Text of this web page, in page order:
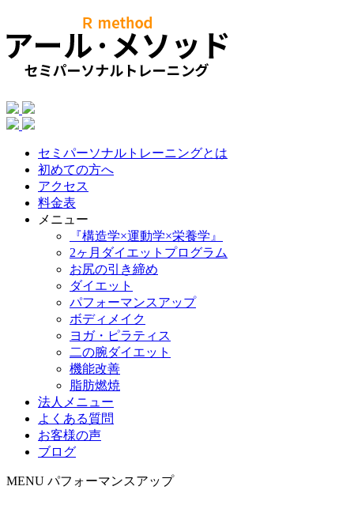
セミパーソナルトレーニングとは
初めての方へ
アクセス
料金表
メニュー
『構造学×運動学×栄養学』
2ヶ月ダイエットプログラム
お尻の引き締め
ダイエット
パフォーマンスアップ
ボディメイク
ヨガ・ピラティス
二の腕ダイエット
機能改善
脂肪燃焼
法人メニュー
よくある質問
お客様の声
ブログ
MENU パフォーマンスアップ